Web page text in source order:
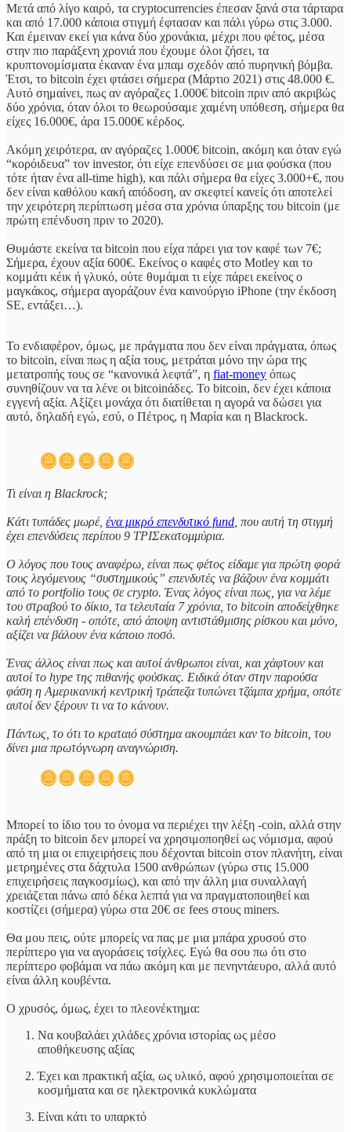
Μετά από λίγο καιρό, τα cryptocurrencies έπεσαν ξανά στα τάρταρα
και από 17.000 κάποια στιγμή έφτασαν και πάλι γύρω στις 3.000.
Και έμειναν εκεί για κάνα δύο χρονάκια, μέχρι που φέτος, μέσα
στην πιο παράξενη χρονιά που έχουμε όλοι ζήσει, τα
κρυπτονομίσματα έκαναν ένα μπαμ σχεδόν από πυρηνική βόμβα.
Έτσι, το bitcoin έχει φτάσει σήμερα (Μάρτιο 2021) στις 48.000 €.
Αυτό σημαίνει, πως αν αγόραζες 1.000€ bitcoin πριν από ακριβώς
δύο χρόνια, όταν όλοι το θεωρούσαμε χαμένη υπόθεση, σήμερα θα
είχες 16.000€, άρα 15.000€ κέρδος.
Ακόμη χειρότερα, αν αγόραζες 1.000€ bitcoin, ακόμη και όταν εγώ
“κορόιδευα” τον investor, ότι είχε επενδύσει σε μια φούσκα (που
τότε ήταν ένα all-time high), και πάλι σήμερα θα είχες 3.000+€, που
δεν είναι καθόλου κακή απόδοση, αν σκεφτεί κανείς ότι αποτελεί
την χειρότερη περίπτωση μέσα στα χρόνια ύπαρξης του bitcoin (με
πρώτη επένδυση πριν το 2020).
Θυμάστε εκείνα τα bitcoin που είχα πάρει για τον καφέ των 7€;
Σήμερα, έχουν αξία 600€. Εκείνος ο καφές στο Motley και το
κομμάτι κέικ ή γλυκό, ούτε θυμάμαι τι είχε πάρει εκείνος ο
μαγκάκος, σήμερα αγοράζουν ένα καινούργιο iPhone (την έκδοση
SE, εντάξει…).
Το ενδιαφέρον, όμως, με πράγματα που δεν είναι πράγματα, όπως
το bitcoin, είναι πως η αξία τους, μετράται μόνο την ώρα της
μετατροπής τους σε “κανονικά λεφτά”, η fiat-money όπως
συνηθίζουν να τα λένε οι bitcoinάδες. Το bitcoin, δεν έχει κάποια
εγγενή αξία. Αξίζει μονάχα ότι διατίθεται η αγορά να δώσει για
αυτό, δηλαδή εγώ, εσύ, ο Πέτρος, η Μαρία και η Blackrock.
Τι είναι η Blackrock;
Κάτι τυπάδες μωρέ, ένα μικρό επενδυτικό fund , που αυτή τη στιγμή
έχει επενδύσεις περίπου 9 ΤΡΙΣεκατομμύρια.
Ο λόγος που τους αναφέρω, είναι πως φέτος είδαμε για πρώτη φορά
τους λεγόμενους “συστημικούς” επενδυτές να βάζουν ένα κομμάτι
από το portfolio τους σε crypto. Ένας λόγος είναι πως, για να λέμε
του στραβού το δίκιο, τα τελευταία 7 χρόνια, το bitcoin αποδείχθηκε
καλή επένδυση - οπότε, από άποψη αντιστάθμισης ρίσκου και μόνο,
αξίζει να βάλουν ένα κάποιο ποσό.
Ένας άλλος είναι πως και αυτοί άνθρωποι είναι, και χάφτουν και
αυτοί το hype της πιθανής φούσκας. Ειδικά όταν στην παρούσα
φάση η Αμερικανική κεντρική τράπεζα τυπώνει τζάμπα χρήμα, οπότε
αυτοί δεν ξέρουν τι να το κάνουν.
Πάντως, το ότι το κραταιό σύστημα ακουμπάει καν το bitcoin, του
δίνει μια πρωτόγνωρη αναγνώριση.
Μπορεί το ίδιο του το όνομα να περιέχει την λέξη -coin, αλλά στην
πράξη το bitcoin δεν μπορεί να χρησιμοποηθεί ως νόμισμα, αφού
από τη μια οι επιχειρήσεις που δέχονται bitcoin στον πλανήτη, είναι
μετρημένες στα δάχτυλα 1500 ανθρώπων (γύρω στις 15.000
επιχειρήσεις παγκοσμίως), και από την άλλη μια συναλλαγή
χρειάζεται πάνω από δέκα λεπτά για να πραγματοποιηθεί και
κοστίζει (σήμερα) γύρω στα 20€ σε fees στους miners.
Θα μου πεις, ούτε μπορείς να πας με μια μπάρα χρυσού στο
περίπτερο για να αγοράσεις τσίχλες. Εγώ θα σου πω ότι στο
περίπτερο φοβάμαι να πάω ακόμη και με πενηντάευρο, αλλά αυτό
είναι άλλη κουβέντα.
Ο χρυσός, όμως, έχει το πλεονέκτημα:
Να κουβαλάει χιλάδες χρόνια ιστορίας ως μέσο
αποθήκευσης αξίας
Έχει και πρακτική αξία, ως υλικό, αφού χρησιμοποιείται σε
κοσμήματα και σε ηλεκτρονικά κυκλώματα
Είναι κάτι το υπαρκτό